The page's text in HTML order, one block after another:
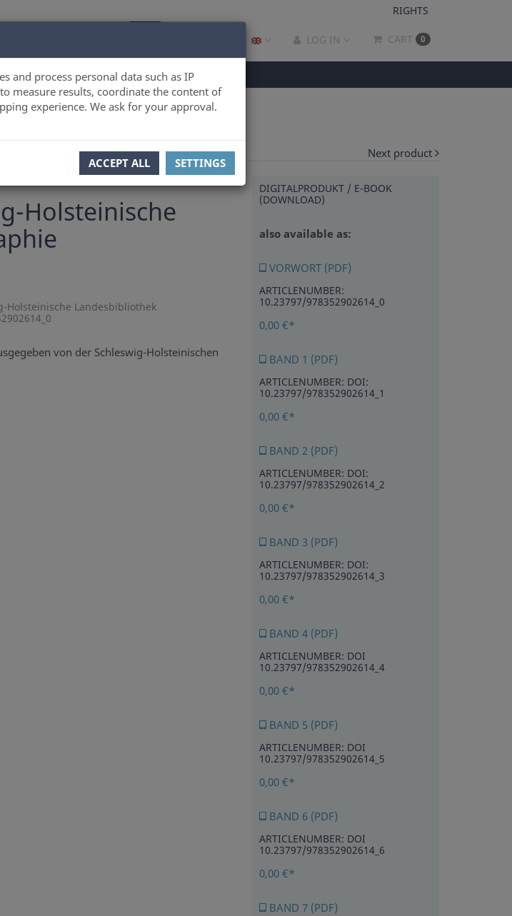
and process personal data such as IP
measure results, coordinate the content of
experience. We ask for your approval.
ACCEPT ALL SETTINGS
RIGHTS
LOG IN CART 0
Product 1 of 3 Next product
Holsteinische
Holsteinische Landesbibliothek
von der Schleswig-Holsteinischen
DIGITALPRODUKT / E-BOOK
(DOWNLOAD)
also available as:
VORWORT (PDF)
ARTICLENUMBER:
10.23797/978352902614_0
0,00 €*
BAND 1 (PDF)
ARTICLENUMBER: DOI:
10.23797/978352902614_1
0,00 €*
BAND 2 (PDF)
ARTICLENUMBER: DOI:
10.23797/978352902614_2
0,00 €*
BAND 3 (PDF)
ARTICLENUMBER: DOI:
10.23797/978352902614_3
0,00 €*
BAND 4 (PDF)
ARTICLENUMBER: DOI
10.23797/978352902614_4
0,00 €*
BAND 5 (PDF)
ARTICLENUMBER: DOI
10.23797/978352902614_5
0,00 €*
BAND 6 (PDF)
ARTICLENUMBER: DOI
10.23797/978352902614_6
0,00 €*
BAND 7 (PDF)